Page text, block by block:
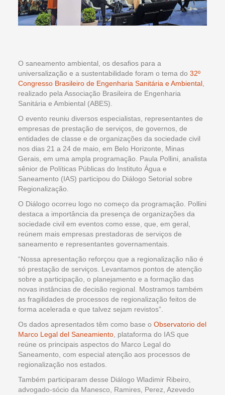
O saneamento ambiental, os desafios para a
universalização e a sustentabilidade foram o tema do 32º
Congresso Brasileiro de Engenharia Sanitária e Ambiental
realizado pela Associação Brasileira de Engenharia
Sanitária e Ambiental (ABES).
O evento reuniu diversos especialistas, representantes de
empresas de prestação de serviços, de governos, de
entidades de classe e de organizações da sociedade civil
nos dias 21 a 24 de maio, em Belo Horizonte, Minas
Gerais, em uma ampla programação. Paula Pollini, analista
sênior de Políticas Públicas do Instituto Água e
Saneamento (IAS) participou do Diálogo Setorial sobre
Regionalização.
O Diálogo ocorreu logo no começo da programação. Pollini
destaca a importância da presença de organizações da
sociedade civil em eventos como esse, que, em geral,
reúnem mais empresas prestadoras de serviços de
saneamento e representantes governamentais.
“Nossa apresentação reforçou que a regionalização não é
só prestação de serviços. Levantamos pontos de atenção
sobre a participação, o planejamento e a formação das
novas instâncias de decisão regional. Mostramos também
as fragilidades de processos de regionalização feitos de
forma acelerada e que talvez sejam revistos”.
Os dados apresentados têm como base o Observatorio del
Marco Legal del Saneamiento , plataforma do IAS que
reúne os principais aspectos do Marco Legal do
Saneamento, com especial atenção aos processos de
regionalização nos estados.
Também participaram desse Diálogo Wladimir Ribeiro,
advogado-sócio da Manesco, Ramires, Perez, Azevedo